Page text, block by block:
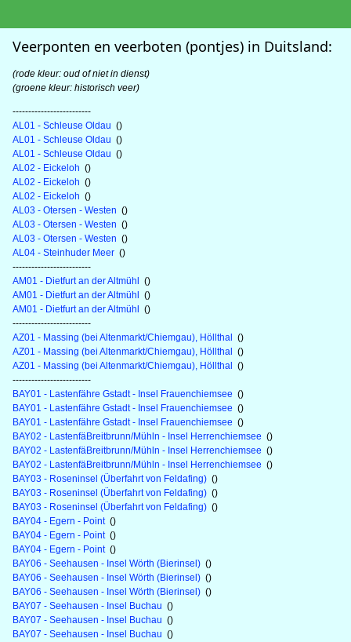
Veerponten en veerboten (pontjes) in Duitsland:
(rode kleur: oud of niet in dienst)
(groene kleur: historisch veer)
-------------------------
AL01 - Schleuse Oldau ()
AL01 - Schleuse Oldau ()
AL01 - Schleuse Oldau ()
AL02 - Eickeloh ()
AL02 - Eickeloh ()
AL02 - Eickeloh ()
AL03 - Otersen - Westen ()
AL03 - Otersen - Westen ()
AL03 - Otersen - Westen ()
AL04 - Steinhuder Meer ()
-------------------------
AM01 - Dietfurt an der Altmühl
()
AM01 - Dietfurt an der Altmühl
()
AM01 - Dietfurt an der Altmühl
()
-------------------------
AZ01 - Massing (bei Altenmarkt/Chiemgau), Höllthal
()
AZ01 - Massing (bei Altenmarkt/Chiemgau), Höllthal
()
AZ01 - Massing (bei Altenmarkt/Chiemgau), Höllthal
()
-------------------------
BAY01 - Lastenfähre Gstadt - Insel Frauenchiemsee ()
BAY01 - Lastenfähre Gstadt - Insel Frauenchiemsee ()
BAY01 - Lastenfähre Gstadt - Insel Frauenchiemsee ()
BAY02 - LastenfäBreitbrunn/Mühln - Insel Herrenchiemsee ()
BAY02 - LastenfäBreitbrunn/Mühln - Insel Herrenchiemsee ()
BAY02 - LastenfäBreitbrunn/Mühln - Insel Herrenchiemsee ()
BAY03 - Roseninsel (Überfahrt von Feldafing) ()
BAY03 - Roseninsel (Überfahrt von Feldafing) ()
BAY03 - Roseninsel (Überfahrt von Feldafing) ()
BAY04 - Egern - Point ()
BAY04 - Egern - Point ()
BAY04 - Egern - Point ()
BAY06 - Seehausen - Insel Wörth (Bierinsel) ()
BAY06 - Seehausen - Insel Wörth (Bierinsel) ()
BAY06 - Seehausen - Insel Wörth (Bierinsel) ()
BAY07 - Seehausen - Insel Buchau ()
BAY07 - Seehausen - Insel Buchau ()
BAY07 - Seehausen - Insel Buchau ()